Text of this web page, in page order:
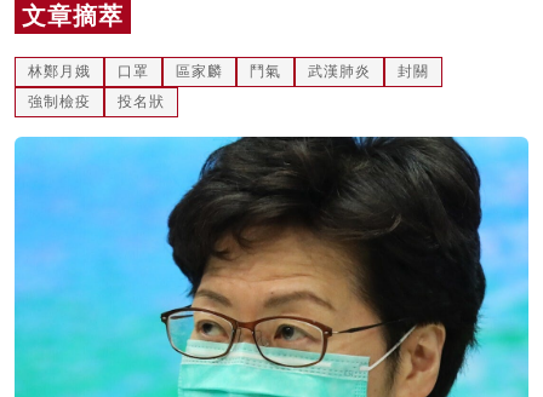
灼見活動
關於我們
文章摘萃
林鄭月娥 口罩 區家麟 鬥氣 武漢肺炎
封關
強制檢疫
投名狀